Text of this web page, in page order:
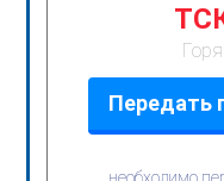
Передать
необходимо